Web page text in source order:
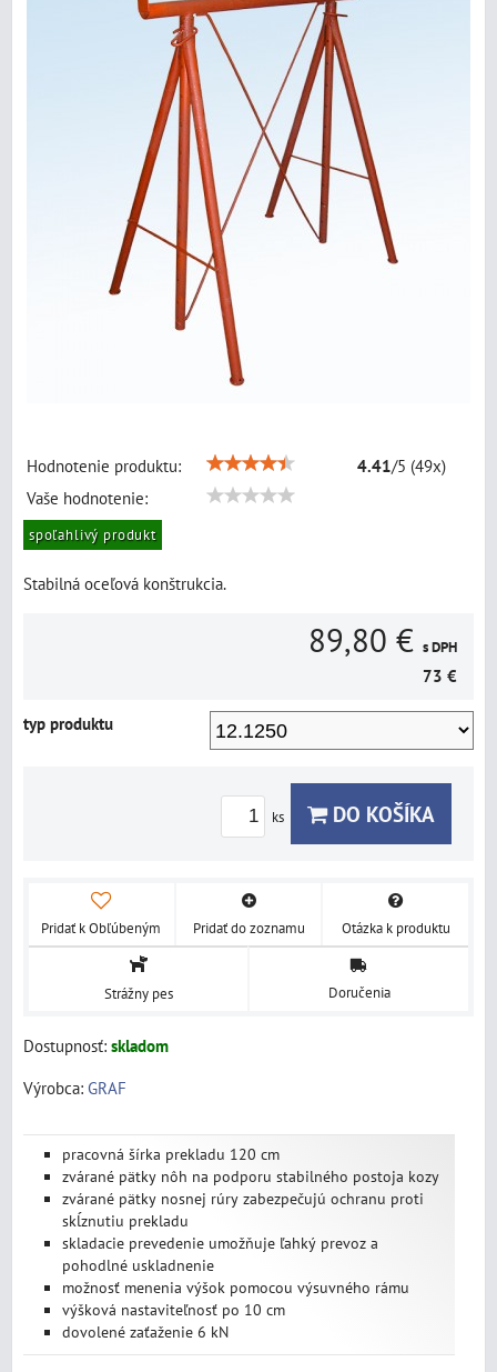
Hodnotenie produktu: 4.41/5 (49x)
Vaše hodnotenie:
spoľahlivý produkt
Stabilná oceľová konštrukcia.
89,80 € s DPH
73 €
typ produktu
ks DO KOŠÍKA
Pridať k Obľúbeným Pridať do zoznamu Otázka k produktu
Strážny pes Doručenia
Dostupnosť: skladom
Výrobca: GRAF
pracovná šírka prekladu 120 cm
zvárané pätky nôh na podporu stabilného postoja kozy
zvárané pätky nosnej rúry zabezpečujú ochranu proti
skĺznutiu prekladu
skladacie prevedenie umožňuje ľahký prevoz a
pohodlné uskladnenie
možnosť menenia výšok pomocou výsuvného rámu
výšková nastaviteľnosť po 10 cm
dovolené zaťaženie 6 kN